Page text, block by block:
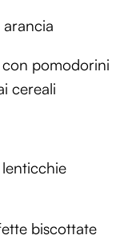
pomodorini
cereali
biscottate